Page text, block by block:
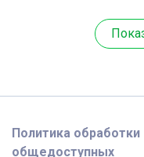
Политика обработки
общедоступных